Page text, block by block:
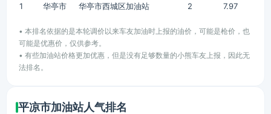
1 华亭市 华亭市西城区加油站 2 7.97
• 本排名依据的是本轮调价以来车友加油时上报的油价，可能是枪价，也
可能是优惠价，仅供参考。
• 有些加油站价格更加优惠，但是没有足够数量的小熊车友上报，因此无
法排名。
平凉市加油站人气排名